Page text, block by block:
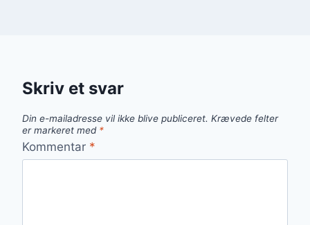
Skriv et svar
Din e-mailadresse vil ikke blive publiceret. Krævede felter
er markeret med *
Kommentar *